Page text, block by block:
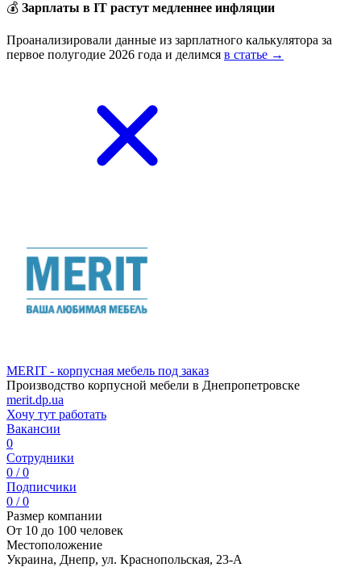
💰 Зарплаты в IT растут медленнее инфляции
Проанализировали данные из зарплатного калькулятора за
первое полугодие 2026 года и делимся в статье →
MERIT - корпусная мебель под заказ
Производство корпусной мебели в Днепропетровске
merit.dp.ua
Хочу тут работать
Вакансии
0
Сотрудники
0 / 0
Подписчики
0 / 0
Размер компании
От 10 до 100 человек
Местоположение
Украина, Днепр, ул. Краснопольская, 23-А